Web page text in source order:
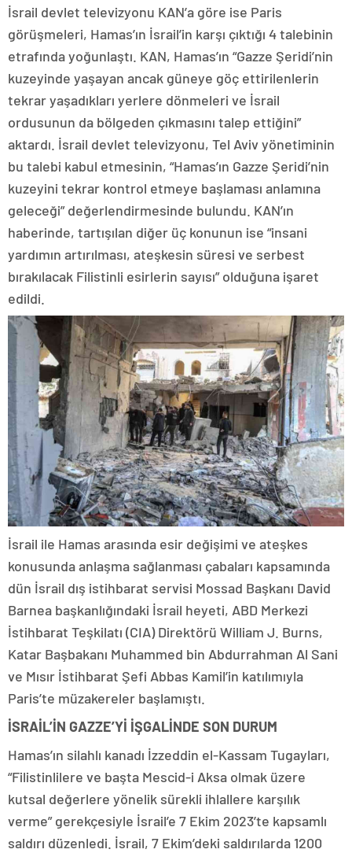
İsrail devlet televizyonu KAN’a göre ise Paris
görüşmeleri, Hamas’ın İsrail’in karşı çıktığı 4 talebinin
etrafında yoğunlaştı. KAN, Hamas’ın “Gazze Şeridi’nin
kuzeyinde yaşayan ancak güneye göç ettirilenlerin
tekrar yaşadıkları yerlere dönmeleri ve İsrail
ordusunun da bölgeden çıkmasını talep ettiğini”
aktardı. İsrail devlet televizyonu, Tel Aviv yönetiminin
bu talebi kabul etmesinin, “Hamas’ın Gazze Şeridi’nin
kuzeyini tekrar kontrol etmeye başlaması anlamına
geleceği” değerlendirmesinde bulundu. KAN’ın
haberinde, tartışılan diğer üç konunun ise “insani
yardımın artırılması, ateşkesin süresi ve serbest
bırakılacak Filistinli esirlerin sayısı” olduğuna işaret
edildi.
İsrail ile Hamas arasında esir değişimi ve ateşkes
konusunda anlaşma sağlanması çabaları kapsamında
dün İsrail dış istihbarat servisi Mossad Başkanı David
Barnea başkanlığındaki İsrail heyeti, ABD Merkezi
İstihbarat Teşkilatı (CIA) Direktörü William J. Burns,
Katar Başbakanı Muhammed bin Abdurrahman Al Sani
ve Mısır İstihbarat Şefi Abbas Kamil’in katılımıyla
Paris’te müzakereler başlamıştı.
İSRAİL’İN GAZZE’Yİ İŞGALİNDE SON DURUM
Hamas’ın silahlı kanadı İzzeddin el-Kassam Tugayları,
“Filistinlilere ve başta Mescid-i Aksa olmak üzere
kutsal değerlere yönelik sürekli ihlallere karşılık
verme” gerekçesiyle İsrail’e 7 Ekim 2023’te kapsamlı
saldırı düzenledi. İsrail, 7 Ekim’deki saldırılarda 1200